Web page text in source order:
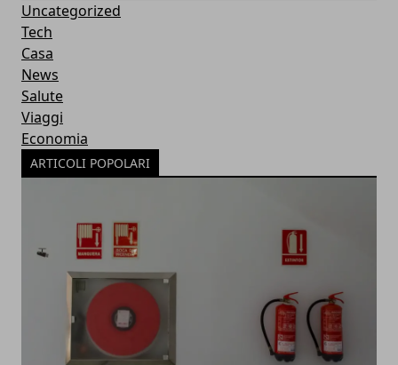
Uncategorized
Tech
Casa
News
Salute
Viaggi
Economia
ARTICOLI POPOLARI